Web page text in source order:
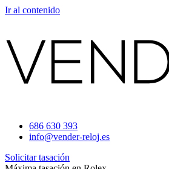
Ir al contenido
686 630 393
info@vender-reloj.es
Solicitar tasación